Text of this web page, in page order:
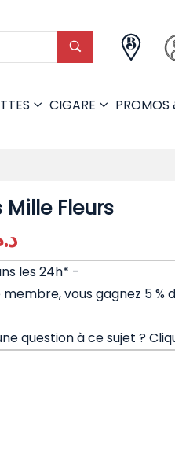
CIGARE PROMOS
Fleurs
les 24h* -
vous gagnez 5 %
question à ce sujet ?